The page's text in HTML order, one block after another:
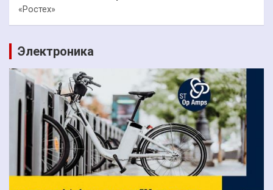
«Ростех»
Электроника